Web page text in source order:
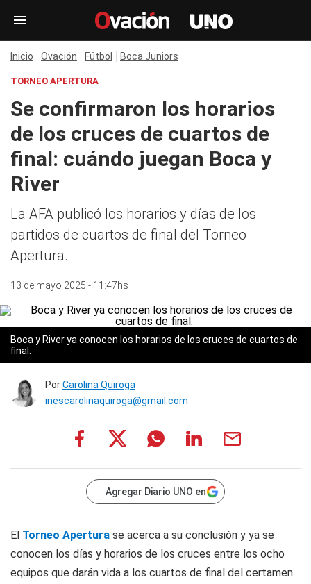
Inicio Ovación Fútbol Boca Juniors
TORNEO APERTURA
Se confirmaron los horarios
de los cruces de cuartos de
final: cuándo juegan Boca y
River
La AFA publicó los horarios y días de los
partidos de cuartos de final del Torneo
Apertura.
13 de mayo 2025 - 11:47hs
Boca y River ya conocen los horarios de los cruces de cuartos de
final.
PorCarolina Quiroga
inescarolinaquiroga@gmail.com
Agregar Diario UNO en
El Torneo Apertura se acerca a su conclusión y ya se
conocen los días y horarios de los cruces entre los ocho
equipos que darán vida a los cuartos de final del certamen.